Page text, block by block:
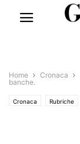
Home Cronaca
banche.
Cronaca Rubriche